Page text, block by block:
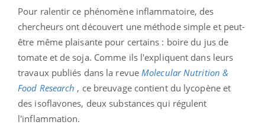
Pour ralentir ce phénomène inflammatoire, des
chercheurs ont découvert une méthode simple et peut-
être même plaisante pour certains : boire du jus de
tomate et de soja. Comme ils l'expliquent dans leurs
travaux publiés dans la revue Molecular Nutrition &
Food Research , ce breuvage contient du lycopène et
des isoflavones, deux substances qui régulent
l'inflammation.